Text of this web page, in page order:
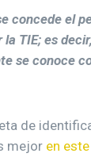
concede el
TIE; es
se conoce
de
mejor en